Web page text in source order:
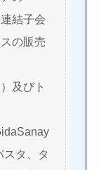
結子会
の販売
及びト
タ、タ